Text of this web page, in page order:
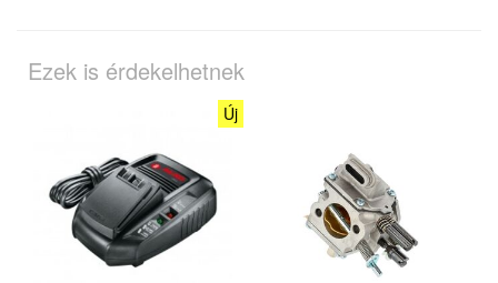
Ezek is érdekelhetnek
Új